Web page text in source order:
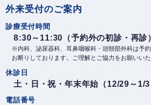
外来受付のご案内
診療受付時間
8:30～11:30（予約外の初診・再診
※内科、泌尿器科、耳鼻咽喉科・頭頸部外科は予
お断りしております。ご理解とご協力をお願いいた
休診日
土・日・祝・年末年始（12/29～1/3
電話番号